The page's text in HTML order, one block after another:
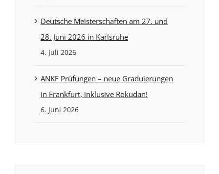
Deutsche Meisterschaften am 27. und
28. Juni 2026 in Karlsruhe
4. Juli 2026
ANKF Prüfungen – neue Graduierungen
in Frankfurt, inklusive Rokudan!
6. Juni 2026